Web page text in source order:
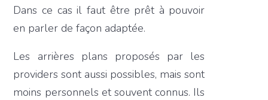
Dans ce cas il faut être prêt à pouvoir
en parler de façon adaptée.
Les arrières plans proposés par les
providers sont aussi possibles, mais sont
moins personnels et souvent connus. Ils